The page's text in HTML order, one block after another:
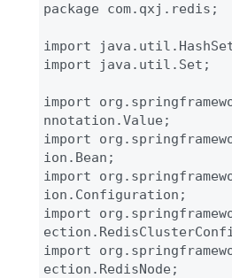
package com.qxj.redis;
import
import java.util.Set;
import
nnotation.Value;
import
ion.Bean;
import
ion.Configuration;
import
import
ection.RedisNode;